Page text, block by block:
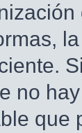
no
que